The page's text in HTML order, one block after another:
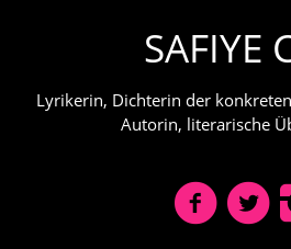
SAFIYE
Lyrikerin, Dichterin der
Autorin, literarische